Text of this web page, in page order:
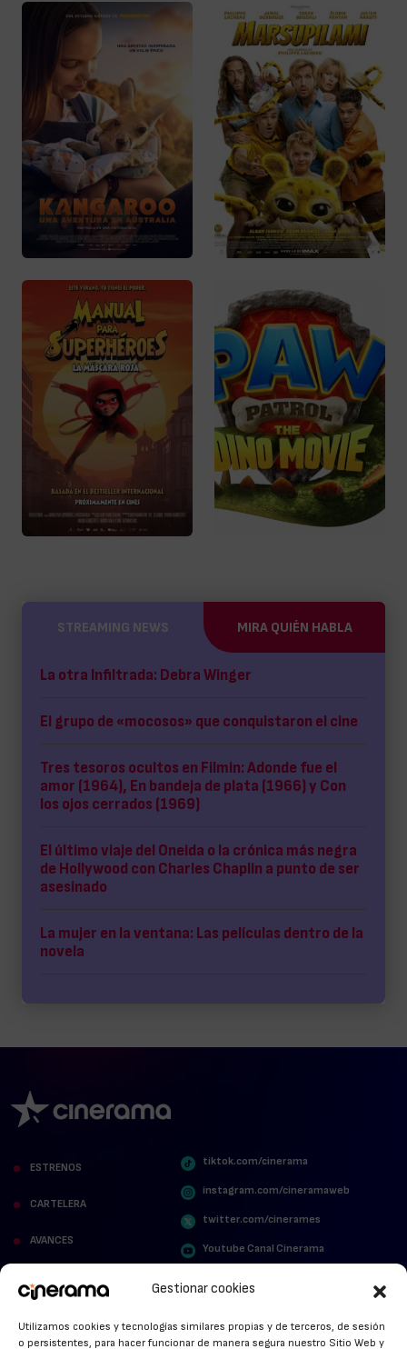
Gestionar cookies
Utilizamos cookies y tecnologías similares propias y de terceros, de sesión
o persistentes, para hacer funcionar de manera segura nuestro Sitio Web y
STREAMING NEWS MIRA QUIÉN HABLA
La otra Infiltrada: Debra Winger
El grupo de «mocosos» que conquistaron el cine
Tres tesoros ocultos en Filmin: Adonde fue el
amor (1964), En bandeja de plata (1966) y Con
los ojos cerrados (1969)
El último viaje del Oneida o la crónica más negra
de Hollywood con Charles Chaplin a punto de ser
asesinado
La mujer en la ventana: Las películas dentro de la
novela
ESTRENOS
CARTELERA
AVANCES
tiktok.com/cinerama
instagram.com/cineramaweb
twitter.com/cinerames
Youtube Canal Cinerama